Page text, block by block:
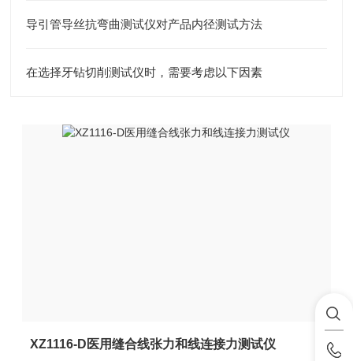
导引管导丝抗弯曲测试仪对产品内径测试方法
在选择牙钻切削测试仪时，需要考虑以下因素
XZ1116-D医用缝合线张力和线连接力测试仪